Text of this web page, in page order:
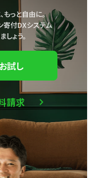
もっと自由に。
寄付DXシステム
ょう。
試し
請求